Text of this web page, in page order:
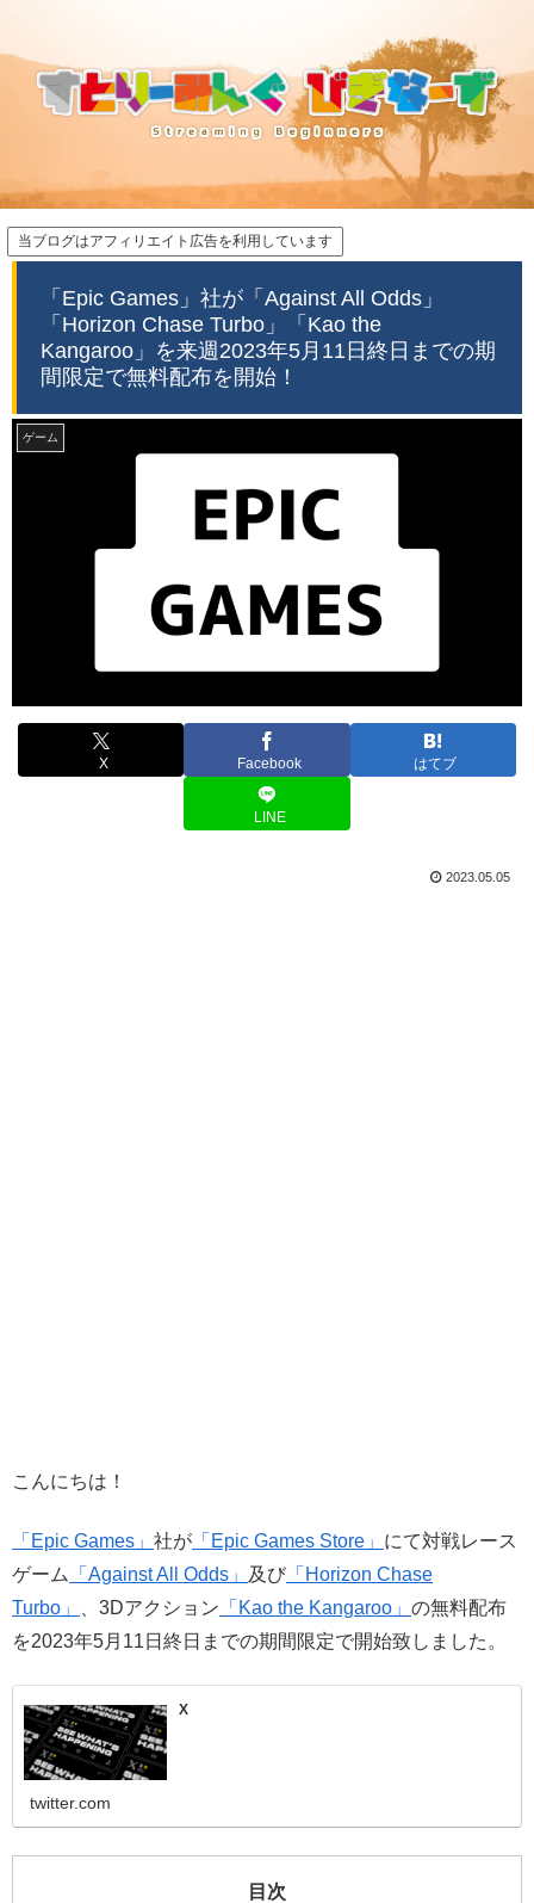
当ブログはアフィリエイト広告を利用しています
「Epic Games」社が「Against All Odds」
「Horizon Chase Turbo」「Kao the
Kangaroo」を来週2023年5月11日終日までの期
間限定で無料配布を開始！
ゲーム
X Facebook はてブ
LINE
2023.05.05
こんにちは！
「Epic Games」 社が 「Epic Games Store」 にて対戦レース
ゲーム
「Against All Odds」 及び 「Horizon Chase
Turbo」
、3Dアクション 「Kao the Kangaroo」 の無料配布
を2023年5月11日終日までの期間限定で開始致しました。
X
twitter.com
目次